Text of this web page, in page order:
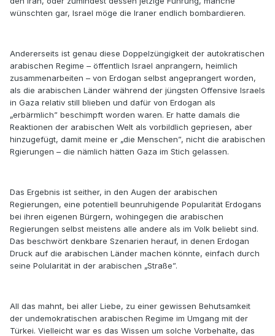
wünschten gar, Israel möge die Iraner endlich bombardieren.
Andererseits ist genau diese Doppelzüngigkeit der autokratischen
arabischen Regime – öffentlich Israel anprangern, heimlich
zusammenarbeiten – von Erdogan selbst angeprangert worden,
als die arabischen Länder während der jüngsten Offensive Israels
in Gaza relativ still blieben und dafür von Erdogan als
„erbärmlich” beschimpft worden waren. Er hatte damals die
Reaktionen der arabischen Welt als vorbildlich gepriesen, aber
hinzugefügt, damit meine er „die Menschen”, nicht die arabischen
Rgierungen – die nämlich hätten Gaza im Stich gelassen.
Das Ergebnis ist seither, in den Augen der arabischen
Regierungen, eine potentiell beunruhigende Popularität Erdogans
bei ihren eigenen Bürgern, wohingegen die arabischen
Regierungen selbst meistens alle andere als im Volk beliebt sind.
Das beschwört denkbare Szenarien herauf, in denen Erdogan
Druck auf die arabischen Länder machen könnte, einfach durch
seine Polularität in der arabischen „Straße”.
All das mahnt, bei aller Liebe, zu einer gewissen Behutsamkeit
der undemokratischen arabischen Regime im Umgang mit der
Türkei. Vielleicht war es das Wissen um solche Vorbehalte, das